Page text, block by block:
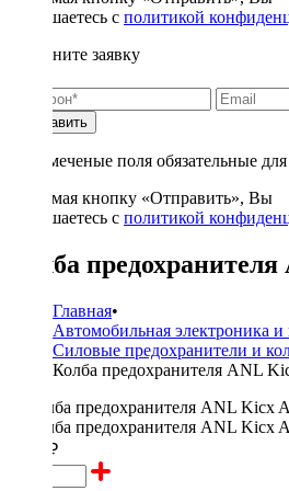
соглашаетесь с политикой
Заполните заявку
Отправить
* - отмеченые поля обязательные
Нажимая кнопку «Отправить», Вы
соглашаетесь с политикой
Колба
Главная•
Автомобильная электроника
Силовые предохранители и
Колба предохранителя ANL
1380 ₽